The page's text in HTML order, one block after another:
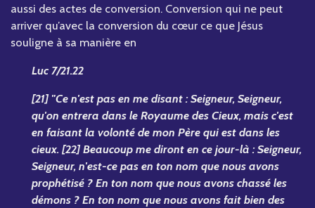
aussi des actes de conversion. Conversion qui ne peut
arriver qu’avec la conversion du cœur ce que Jésus
souligne à sa manière en
Luc 7/21.22
[21] "Ce n'est pas en me disant : Seigneur, Seigneur,
qu'on entrera dans le Royaume des Cieux, mais c'est
en faisant la volonté de mon Père qui est dans les
cieux. [22] Beaucoup me diront en ce jour-là : Seigneur,
Seigneur, n'est-ce pas en ton nom que nous avons
prophétisé ? En ton nom que nous avons chassé les
démons ? En ton nom que nous avons fait bien des